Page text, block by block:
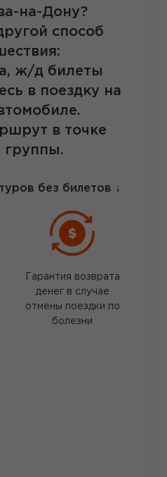
на-Дону?
способ
ж/д билеты
в поездку на
в точке
группы.
без билетов ↓
Гарантия возврата
денег в случае
отмены поездки по
болезни